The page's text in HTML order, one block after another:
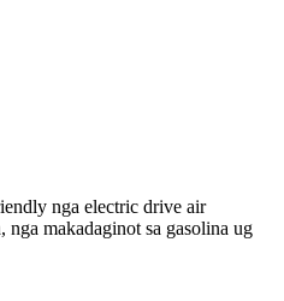
nga electric drive air
makadaginot sa gasolina ug